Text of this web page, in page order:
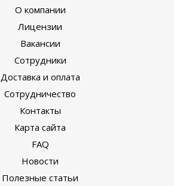
О компании
Лицензии
Вакансии
Сотрудники
Доставка и оплата
Сотрудничество
Контакты
Карта сайта
FAQ
Новости
Полезные статьи